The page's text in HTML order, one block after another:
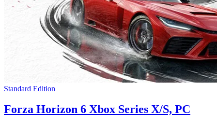
Standard Edition
Forza Horizon 6 Xbox Series X/S, PC